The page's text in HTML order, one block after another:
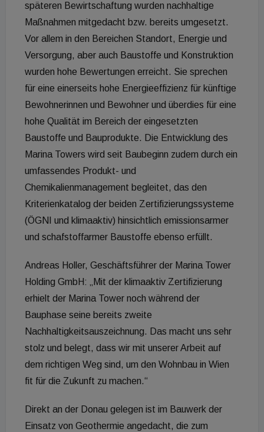
späteren Bewirtschaftung wurden nachhaltige
Maßnahmen mitgedacht bzw. bereits umgesetzt.
Vor allem in den Bereichen Standort, Energie und
Versorgung, aber auch Baustoffe und Konstruktion
wurden hohe Bewertungen erreicht. Sie sprechen
für eine einerseits hohe Energieeffizienz für künftige
Bewohnerinnen und Bewohner und überdies für eine
hohe Qualität im Bereich der eingesetzten
Baustoffe und Bauprodukte. Die Entwicklung des
Marina Towers wird seit Baubeginn zudem durch ein
umfassendes Produkt- und
Chemikalienmanagement begleitet, das den
Kriterienkatalog der beiden Zertifizierungssysteme
(ÖGNI und klimaaktiv) hinsichtlich emissionsarmer
und schafstoffarmer Baustoffe ebenso erfüllt.
Andreas Holler, Geschäftsführer der Marina Tower
Holding GmbH: „Mit der klimaaktiv Zertifizierung
erhielt der Marina Tower noch während der
Bauphase seine bereits zweite
Nachhaltigkeitsauszeichnung. Das macht uns sehr
stolz und belegt, dass wir mit unserer Arbeit auf
dem richtigen Weg sind, um den Wohnbau in Wien
fit für die Zukunft zu machen.“
Direkt an der Donau gelegen ist im Bauwerk der
Einsatz von Geothermie angedacht, die zum